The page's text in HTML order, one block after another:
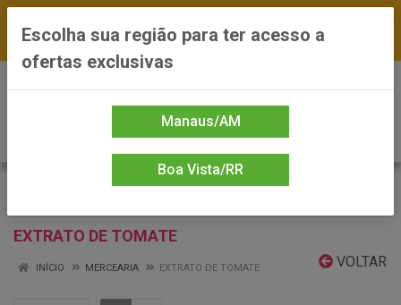
*Preços exclusivos do site — Entrega em até 24h
EXTRATO DE TOMATE
VOLTAR
INÍCIO MERCEARIA EXTRATO DE TOMATE
Escolha sua região para ter acesso a
ofertas exclusivas
Manaus/AM
Boa Vista/RR